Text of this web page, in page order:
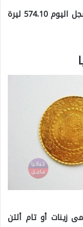
سعر غرام الذهب من عيار 14 قيراط سجل اليوم 574.10 ليرة
زينات أو تام ألتن